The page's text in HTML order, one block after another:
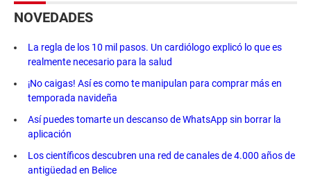
NOVEDADES
La regla de los 10 mil pasos. Un cardiólogo explicó lo que es
realmente necesario para la salud
¡No caigas! Así es como te manipulan para comprar más en
temporada navideña
Así puedes tomarte un descanso de WhatsApp sin borrar la
aplicación
Los científicos descubren una red de canales de 4.000 años de
antigüedad en Belice